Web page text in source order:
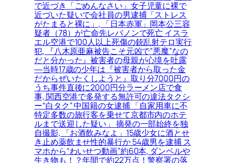
で近づき「ごめんなさい」女子児童に裸で
近づいた疑いで会社員の男逮捕「ストレス
がたまると裸に」, 「日本赤軍」岡本公三容
疑者（78）が亡命先レバノンで死亡 イスラ
エル空港で100人以上死傷の銃乱射テロ実行
犯, 『八木原亜麻被告こそ元凶で”悪魔”なの
だと分かった』被害者の母親が心境を吐露
―当時17歳の少年は『被害者から取った金
だからぜいたくしようと』取り分7000円の
うち事件直後に2000円分ラーメン店で食
事, 関西空港で多発する無許可の違法タクシ
ー“白タク” 中国籍の女逮捕 「自家用車に不
特定多数の旅行客を乗せて京都市内のホテ
ルまで送迎した疑い」 摘発の一部始終を独
自撮影, 「お酒飲みなよ」15歳少女に酒とせ
き止め薬飲ませ性的暴行か 54歳男を逮捕 ス
マホから“わいせつ動画”約60本, ダンベルや
生き物も！？年間で約22万点！警察署の落